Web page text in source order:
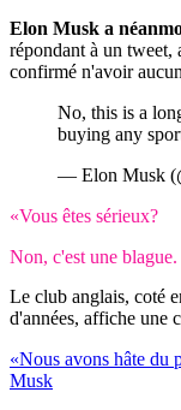
Elon Musk a
répondant à un tweet,
confirmé n'avoir
No, this is a
buying any
— Elon Musk
«Vous êtes sérieux?
Non, c'est une
Le club anglais, coté
d'années, affiche une
«Nous avons hâte du
Musk